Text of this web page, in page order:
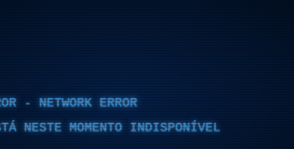
- NETWORK ERROR
NESTE MOMENTO INDISPONÍVEL